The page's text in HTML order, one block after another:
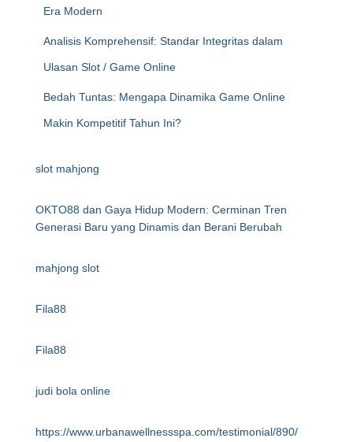
Era Modern
Analisis Komprehensif: Standar Integritas dalam
Ulasan Slot / Game Online
Bedah Tuntas: Mengapa Dinamika Game Online
Makin Kompetitif Tahun Ini?
slot mahjong
OKTO88 dan Gaya Hidup Modern: Cerminan Tren
Generasi Baru yang Dinamis dan Berani Berubah
mahjong slot
Fila88
Fila88
judi bola online
https://www.urbanawellnessspa.com/testimonial/890/